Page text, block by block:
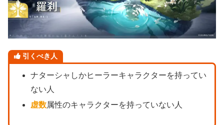
引くべき人
ナターシャしかヒーラーキャラクターを持ってい
ない人
虚数属性のキャラクターを持っていない人